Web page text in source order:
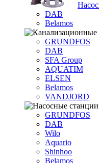
DAB
Belamos
GRUNDFOS
DAB
SFA Group
AQUATIM
ELSEN
Belamos
VANDJORD
GRUNDFOS
DAB
Wilo
Aquario
Shinhoo
Belamos